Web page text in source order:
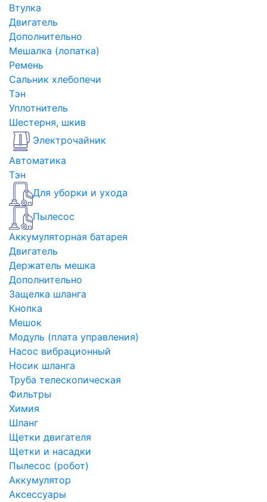
Втулка
Двигатель
Дополнительно
Мешалка (лопатка)
Ремень
Сальник хлебопечи
Тэн
Уплотнитель
Шестерня, шкив
Электрочайник
Автоматика
Тэн
Для уборки и ухода
Пылесос
Аккумуляторная батарея
Двигатель
Держатель мешка
Дополнительно
Защелка шланга
Кнопка
Мешок
Модуль (плата управления)
Насос вибрационный
Носик шланга
Труба телескопическая
Фильтры
Химия
Шланг
Щетки двигателя
Щетки и насадки
Пылесос (робот)
Аккумулятор
Аксессуары